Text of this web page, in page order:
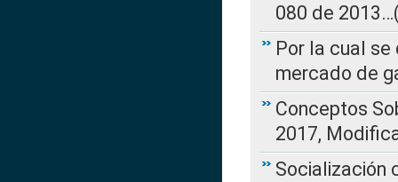
080 de
Por la cual
mercado de
Conceptos
2017,
Socialización